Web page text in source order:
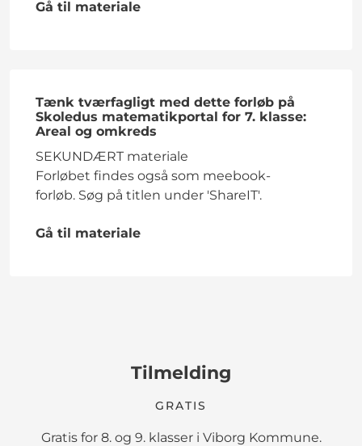
Gå til materiale
Tænk tværfagligt med dette forløb på
Skoledus matematikportal for 7. klasse:
Areal og omkreds
SEKUNDÆRT materiale
Forløbet findes også som meebook-
forløb. Søg på titlen under 'ShareIT'.
Gå til materiale
Tilmelding
GRATIS
Gratis for 8. og 9. klasser i Viborg Kommune.